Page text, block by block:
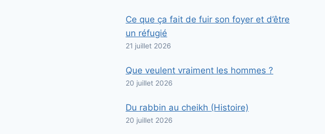
Ce que ça fait de fuir son foyer et d’être
un réfugié
21 juillet 2026
Que veulent vraiment les hommes ?
20 juillet 2026
Du rabbin au cheikh (Histoire)
20 juillet 2026